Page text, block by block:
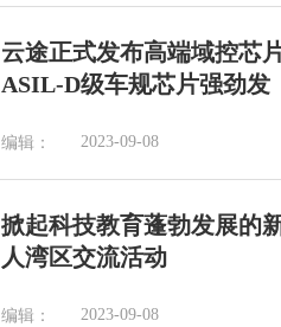
云途正式发布高端域控芯
ASIL-D级车规芯片强劲发
编辑： 2023-09-08
掀起科技教育蓬勃发展的
人湾区交流活动
编辑： 2023-09-08